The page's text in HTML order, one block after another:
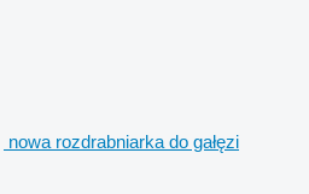
nowa rozdrabniarka do gałęzi